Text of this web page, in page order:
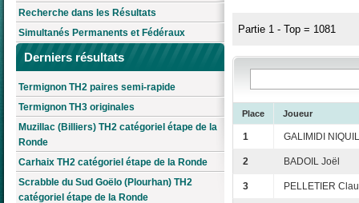
Recherche dans les Résultats
Simultanés Permanents et Fédéraux
Derniers résultats
Termignon TH2 paires semi-rapide
Termignon TH3 originales
Muzillac (Billiers) TH2 catégoriel étape de la
Ronde
Carhaix TH2 catégoriel étape de la Ronde
Scrabble du Sud Goëlo (Plourhan) TH2
catégoriel étape de la Ronde
Partie 1 - Top = 1081
Place Joueur
1 GALIMIDI
2 BADOIL Joël
3 PELLETIER